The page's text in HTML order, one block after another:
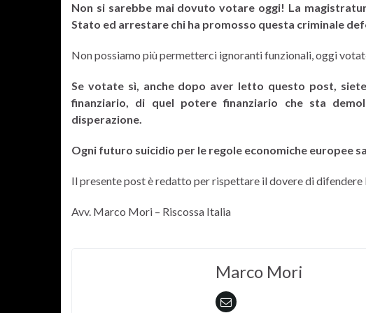
Non si sarebbe mai dovuto votare oggi! La
Stato ed arrestare chi ha promosso questa criminale
Non possiamo più permetterci ignoranti funzionali, oggi
Se votate sì, anche dopo aver letto questo post,
finanziario, di quel potere finanziario che sta
disperazione.
Ogni futuro suicidio per le regole economiche europee
Il presente post è redatto per rispettare il dovere di difendere
Avv. Marco Mori – Riscossa Italia
Marco Mori